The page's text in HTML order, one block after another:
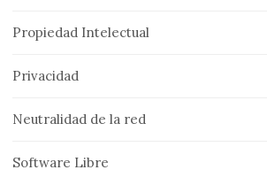
Propiedad Intelectual
Privacidad
Neutralidad de la red
Software Libre